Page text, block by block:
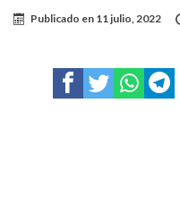
Publicado en 11 julio, 2022